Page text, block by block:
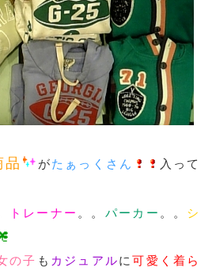
品 がたぁっくさん
入って
トレーナー 。。 パーカー 。。 シ
の子 も カジュアルに可愛く着ら